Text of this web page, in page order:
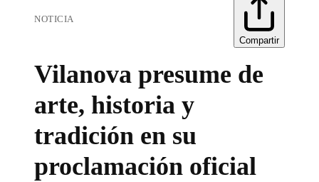
NOTICIA
Compartir
Vilanova presume de
arte, historia y
tradición en su
proclamación oficial